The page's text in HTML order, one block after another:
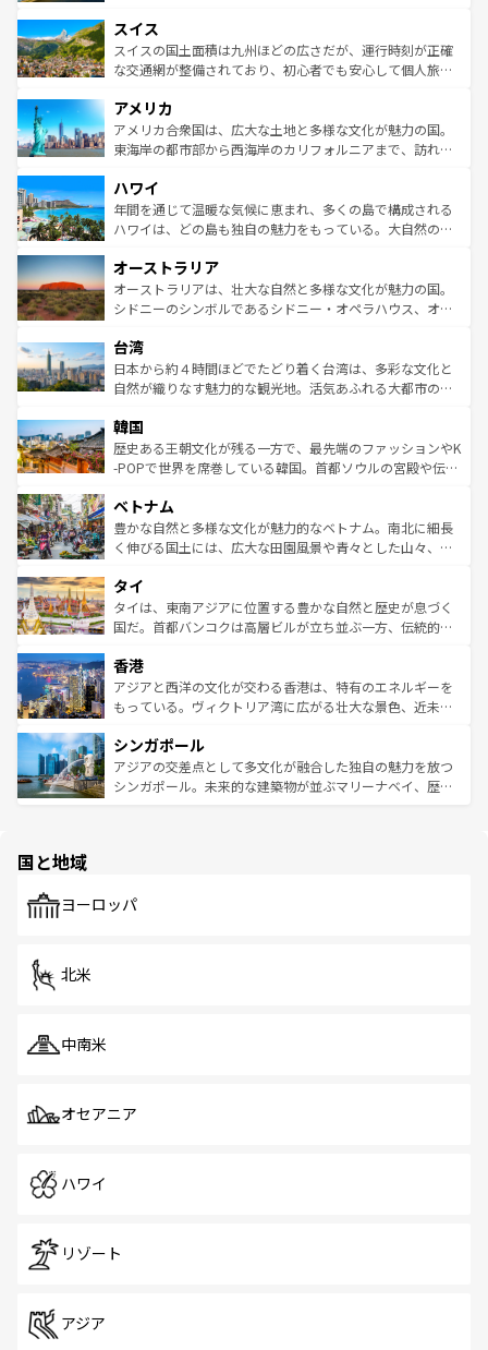
れる地方に足を運ぶとそれぞれで全く異なる文化を体験で
きるだろう。 なお、新着のフランス情報はコンテンツ一覧
を参照してほしい。
は、お酒好きな人にはぜひ体験してほしい。 なお、新着の
ドイツ情報はコンテンツ一覧を参照してほしい。
リアごとに異なる魅力がある。また、優雅なアフタヌーン
ティー、ビール好きにはたまらない英国パブ、サッカー観
戦など、本場だからこそできる体験も豊富。イギリスを旅
ンツ一覧を参照してほしい。
スイス
スイスの国土面積は九州ほどの広さだが、運行時刻が正確
な交通網が整備されており、初心者でも安心して個人旅行
の建物がそのまま残る町や、スイスならではのユニークな
博物館もあり、アルプス観光だけでなく町歩きも満喫する
ことができる。国民の所得が高いため物価も高いが、旅行
ば市内交通費無料で観光を楽しむこともできる。 なお、新
着のスイス情報はコンテンツ一覧 を参照してほしい。
アメリカ
アメリカ合衆国は、広大な土地と多様な文化が魅力の国。
東海岸の都市部から西海岸のカリフォルニアまで、訪れる
のような巨大都市は、観光、ショッピング、エンターテイ
ンメントが詰まった刺激的なスポットだ。一方、アメリカ
西部には大自然が広がり、グランドキャニオンやイエロー
部のニューオーリンズでは、音楽と美食が融合した独特の
文化が魅力。旅行者はアメリカの各地域で異なる魅力を楽
しみながら、その多様性と豊かな歴史を感じることができ
ならではの贅沢な旅のスタイルだ。 なお、新着のアメリカ
情報はコンテンツ一覧を参照してほしい。
ハワイ
年間を通じて温暖な気候に恵まれ、多くの島で構成される
ハワイは、どの島も独自の魅力をもっている。大自然の神
ワイ島は見逃せない。また、定番の観光地といえばオアフ
島だが、静かな自然を求めるならマウイ島やカウアイ島が
おすすめ。エメラルドグリーンに輝く海をはじめ、豊かな
れるおもてなしの心で訪れる人々を迎えてくれるハワイの
人々、おいしいローカルフードやハワイアンミュージッ
ク、伝統的なフラダンスなど、すべてがハワイの魅力を彩
ワイを、存分に味わってほしい。 なお、新着のハワイ情報
はコンテンツ一覧を参照してほしい。
オーストラリア
オーストラリアは、壮大な自然と多様な文化が魅力の国。
シドニーのシンボルであるシドニー・オペラハウス、オー
リアリーフや大陸中央部にそびえるウルル（エアーズロッ
ク）、タスマニアの美しい原生林やケアンズの熱帯雨林な
ど、見どころがたくさん。また、カフェやワイン、オージ
いる。アクティビティも充実しており、サーフィンやダイ
ビング、ハイキングなど、アウトドア好きにはたまらな
い。オーストラリアの多彩な魅力を存分に味わいつくそ
参照してほしい。
台湾
日本から約４時間ほどでたどり着く台湾は、多彩な文化と
自然が織りなす魅力的な観光地。活気あふれる大都市の台
ン）、静ひつな山岳地帯である台湾東部など、都市の喧騒
と山間の静けさが共存しており、訪れる人に新しい発見と
驚きをもたらしてくれる。また、奥深い台湾の食文化も魅
容にもいいと評判のスイーツなど、バラエティ豊かな料理
が味わえる。 なお、新着の台湾情報は コンテンツ一覧を参
照してほしい。
韓国
歴史ある王朝文化が残る一方で、最先端のファッションやK
-POPで世界を席巻している韓国。首都ソウルの宮殿や伝統
き、地方に足を延ばせば四季折々の自然美を楽しむことが
できる。そして、キムチや焼肉、絶品のストリートフード
まで、さまざまな韓国料理が待っている。夜には、韓国な
リティに包まれながら、韓国の多彩な魅力を心ゆくまで味
わってみてほしい。 なお、新着の韓国情報はコンテンツ一
覧を参照してほしい。
ベトナム
豊かな自然と多様な文化が魅力的なベトナム。南北に細長
く伸びる国土には、広大な田園風景や青々とした山々、世
急速な発展と共に伝統が息づく。ハノイの古い町並みやホ
ーチミン市のフランス統治時代の建物も、独特の雰囲気を
醸し出している。また、バラエティの豊かさとおいしさで
とつ。フォーやバインミー、ベトナムコーヒーなどは、ぜ
ひ現地で味わいたい。どの地域を訪れてもあたたかい人々
が旅行者を迎えてくれるので、きっと忘れられない旅にな
参照してほしい。
タイ
タイは、東南アジアに位置する豊かな自然と歴史が息づく
国だ。首都バンコクは高層ビルが立ち並ぶ一方、伝統的な
の活気が交差している。北部ではチェンマイなどの山岳地
帯で自然と触れ合い、南部ではプーケットやクラビの美し
いビーチでリゾート気分を楽しむことができる。タイ料理
激する。気候は一年中温暖で、どの季節にも異なる楽しみ
が待っている。親しみやすいタイの人々、仏教を中心とし
た文化、そして多様な観光資源が、訪れる旅人を魅了し続
香港
アジアと西洋の文化が交わる香港は、特有のエネルギーを
もっている。ヴィクトリア湾に広がる壮大な景色、近未来
み、どこを訪れても感動するはず。観光スポットが密集し
ており、効率よく見どころを回れるのも魅力。息をのむよ
うな絶景から文化的な体験まで、香港を存分に楽しみ尽く
シンガポール
アジアの交差点として多文化が融合した独自の魅力を放つ
シンガポール。未来的な建築物が並ぶマリーナベイ、歴史
で、ホーカーズは地元の風情を楽しめる外せないスポット
国と地域
ヨーロッパ
北米
中南米
オセアニア
ハワイ
リゾート
アジア